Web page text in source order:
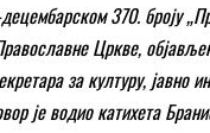
370. броју
Цркве,
за културу,
је водио катихета